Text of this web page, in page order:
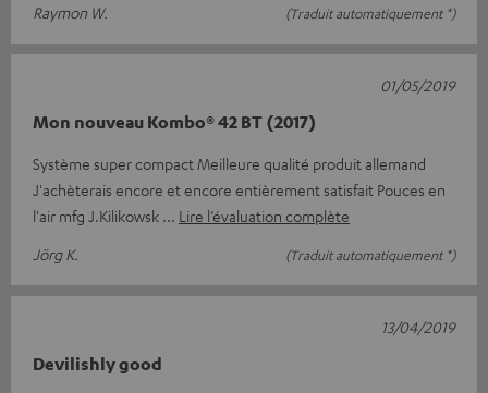
Raymon W.
(Traduit automatiquement *)
Mon nouveau Kombo® 42 BT (2017)
Système super compact Meilleure qualité produit allemand
J'achèterais encore et encore entièrement satisfait Pouces en
l'air mfg J.Kilikowsk
Lire l’évaluation complète
Jörg K.
(Traduit automatiquement *)
01/05/2019
Devilishly good
13/04/2019